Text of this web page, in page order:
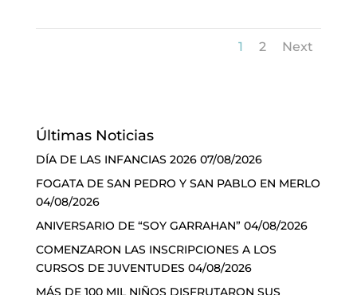
1 2 Next
Últimas Noticias
DÍA DE LAS INFANCIAS 2026 07/08/2026
FOGATA DE SAN PEDRO Y SAN PABLO EN MERLO
04/08/2026
ANIVERSARIO DE “SOY GARRAHAN” 04/08/2026
COMENZARON LAS INSCRIPCIONES A LOS
CURSOS DE JUVENTUDES 04/08/2026
MÁS DE 100 MIL NIÑOS DISFRUTARON SUS